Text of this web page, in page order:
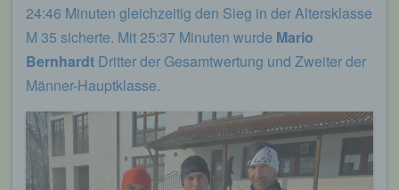
24:46 Minuten gleichzeitig den Sieg in der Altersklasse
M 35 sicherte. Mit 25:37 Minuten wurde Mario
Bernhardt Dritter der Gesamtwertung und Zweiter der
Männer-Hauptklasse.